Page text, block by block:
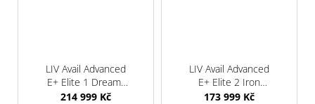
LIV Avail Advanced
E+ Elite 1 Dreamy
Blue 2026
214 999 Kč
LIV Avail Advanced
E+ Elite 2 Iron
Rouge/Carbon
173 999 Kč